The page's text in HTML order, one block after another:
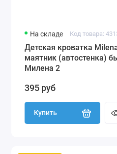
На складе Код товара:
Детская кроватка
маятник (автостенка)
Милена 2
395 руб
Купить